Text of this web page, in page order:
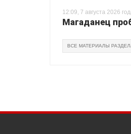
12:09, 7 августа 2026
Магаданец
ВСЕ МАТЕРИАЛЫ